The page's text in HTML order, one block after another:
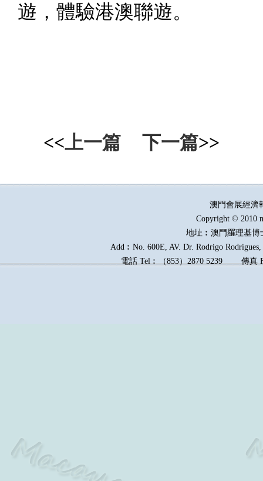
遊，體驗港澳聯遊。
<<上一篇 下一篇>>
澳門會展經
Copyright © 2010
地址︰澳門羅理基博
Add︰No. 600E, AV. Dr. Rodrigo
電話 Tel︰（853）2870 5239傳真